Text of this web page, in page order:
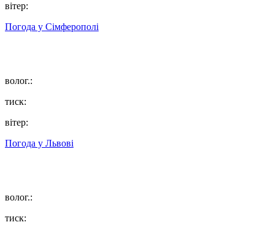
вітер:
Погода у Сімферополі
волог.:
тиск:
вітер:
Погода у Львові
волог.:
тиск: